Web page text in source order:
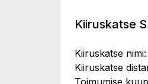
Kiiruskatse
Kiiruskatse
Kiiruskatse
Toimumise